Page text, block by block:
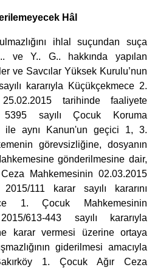
Hâl
ihlal suçundan suça
ve Y.. G.. hakkında yapılan
ve Savcılar Yüksek Kurulu’nun
kararıyla Küçükçekmece 2.
tarihinde faaliyete
sayılı Çocuk Koruma
ile aynı Kanun'un geçici 1, 3.
görevsizliğine, dosyanın
gönderilmesine dair,
Mahkemesinin 02.03.2015
111 karar sayılı kararını
1. Çocuk Mahkemesinin
613-443 sayılı kararıyla
karar vermesi üzerine ortaya
giderilmesi amacıyla
1. Çocuk Ağır Ceza